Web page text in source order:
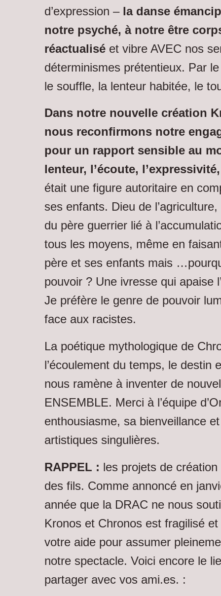
d’expression – la danse
notre psyché, à notre être
réactualisé et vibre AVEC nos
déterminismes prétentieux. Par
le souffle, la lenteur habitée, le
Dans notre nouvelle création
nous reconfirmons notre
pour un rapport sensible au
lenteur, l’écoute,
était une figure autoritaire en
ses enfants. Dieu de
du père guerrier lié à
tous les moyens, même en
père et ses enfants mais
pouvoir ? Une ivresse qui apaise
Je préfère le genre de pouvoir
face aux racistes.
La poétique mythologique de
l’écoulement du temps, le destin
nous ramène à inventer de
ENSEMBLE. Merci à l’équipe
enthousiasme, sa bienveillance
artistiques singulières.
RAPPEL : les projets de
des fils. Comme annoncé en
année que la DRAC ne nous
Kronos et Chronos est fragilisé
votre aide pour assumer
notre spectacle. Voici encore le
partager avec vos ami.es. :